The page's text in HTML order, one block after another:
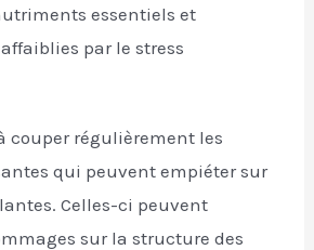
essentiels et
par le stress
couper régulièrement les
qui peuvent empiéter sur
Celles-ci peuvent
sur la structure des